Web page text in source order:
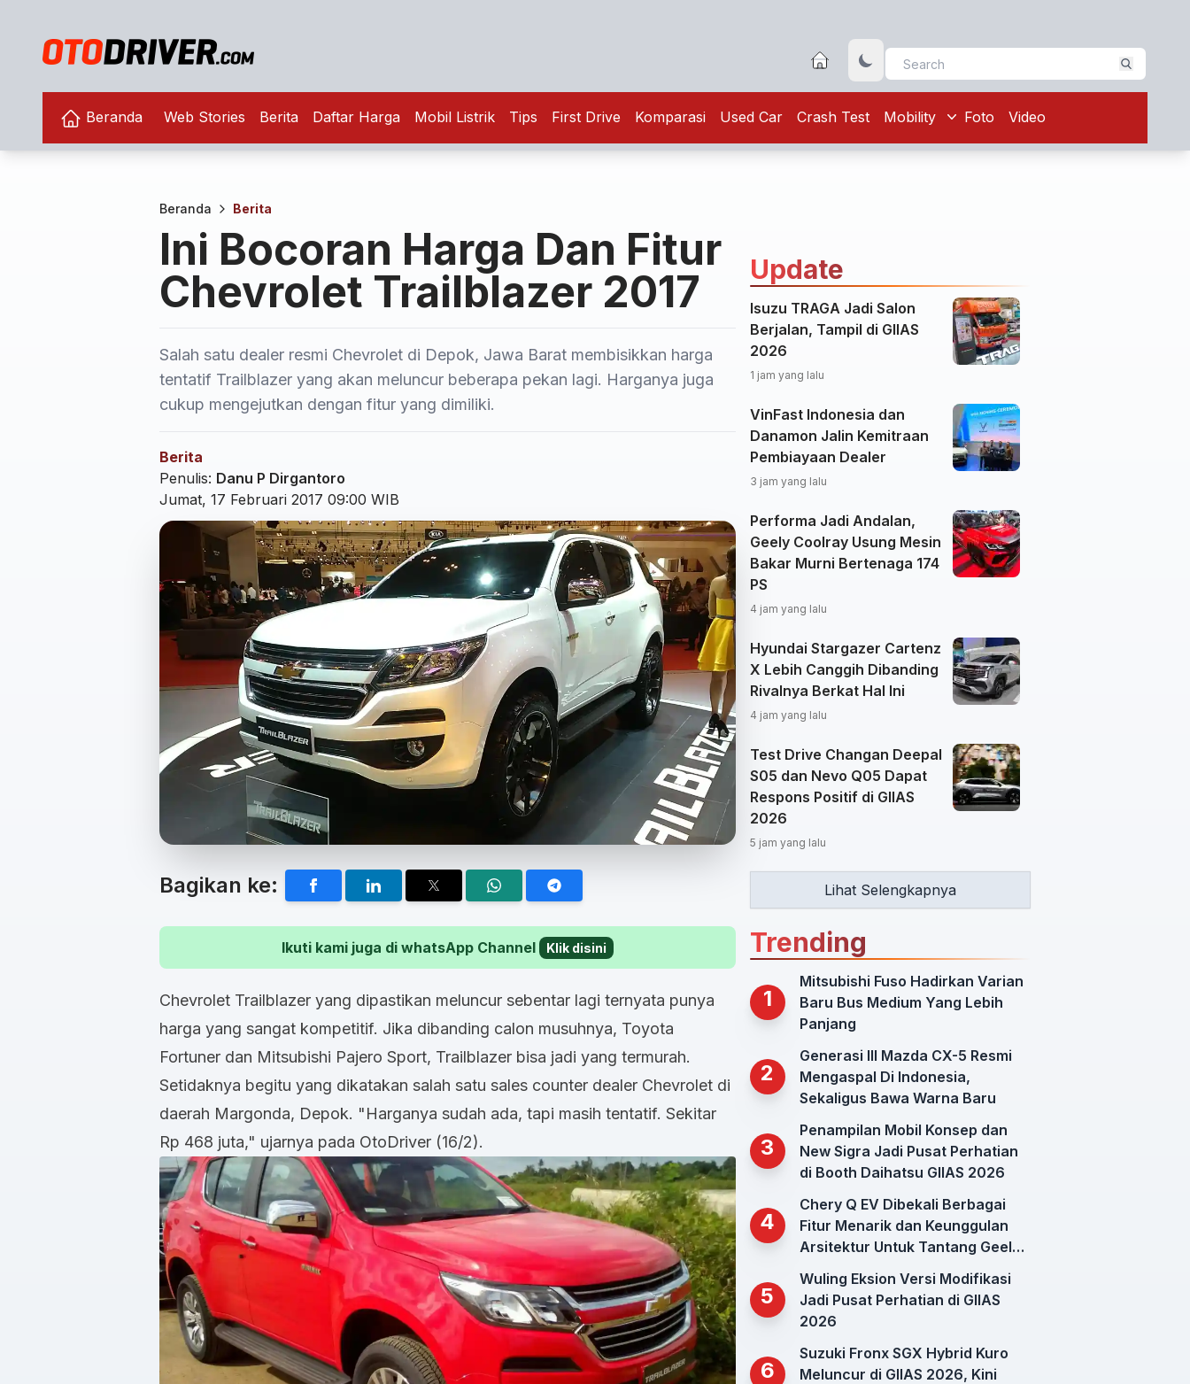
Beranda Web Stories Berita Daftar Harga Mobil Listrik Tips First Drive Komparasi Used Car Crash Test Mobility Foto Video
Beranda Berita
Ini Bocoran Harga Dan Fitur
Chevrolet Trailblazer 2017
Salah satu dealer resmi Chevrolet di Depok, Jawa Barat membisikkan harga
tentatif Trailblazer yang akan meluncur beberapa pekan lagi. Harganya juga
cukup mengejutkan dengan fitur yang dimiliki.
Berita
Penulis: Danu P Dirgantoro
Jumat, 17 Februari 2017 09:00 WIB
Bagikan ke:
Ikuti kami juga di whatsApp Channel Klik disini
Chevrolet Trailblazer yang dipastikan meluncur sebentar lagi ternyata punya
harga yang sangat kompetitif. Jika dibanding calon musuhnya, Toyota
Fortuner dan Mitsubishi Pajero Sport, Trailblazer bisa jadi yang termurah.
Setidaknya begitu yang dikatakan salah satu sales counter dealer Chevrolet di
daerah Margonda, Depok. "Harganya sudah ada, tapi masih tentatif. Sekitar
Rp 468 juta," ujarnya pada OtoDriver (16/2).
Update
Isuzu TRAGA Jadi Salon
Berjalan, Tampil di GIIAS
2026
1 jam yang lalu
VinFast Indonesia dan
Danamon Jalin Kemitraan
Pembiayaan Dealer
3 jam yang lalu
Performa Jadi Andalan,
Geely Coolray Usung Mesin
Bakar Murni Bertenaga 174
PS
4 jam yang lalu
Hyundai Stargazer Cartenz
X Lebih Canggih Dibanding
Rivalnya Berkat Hal Ini
4 jam yang lalu
Test Drive Changan Deepal
S05 dan Nevo Q05 Dapat
Respons Positif di GIIAS
2026
5 jam yang lalu
Lihat Selengkapnya
Trending
1
Mitsubishi Fuso Hadirkan Varian
Baru Bus Medium Yang Lebih
Panjang
2
Generasi III Mazda CX-5 Resmi
Mengaspal Di Indonesia,
Sekaligus Bawa Warna Baru
3
Penampilan Mobil Konsep dan
New Sigra Jadi Pusat Perhatian
di Booth Daihatsu GIIAS 2026
4
Chery Q EV Dibekali Berbagai
Fitur Menarik dan Keunggulan
Arsitektur Untuk Tantang Geely
5
Wuling Eksion Versi Modifikasi
Jadi Pusat Perhatian di GIIAS
2026
6
Suzuki Fronx SGX Hybrid Kuro
Meluncur di GIIAS 2026, Kini